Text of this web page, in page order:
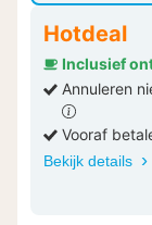
Hotdeal
Inclusief
Annuleren
Vooraf
Bekijk details